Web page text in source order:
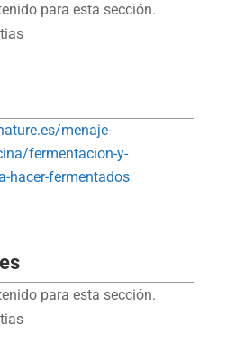
para esta sección.
menaje-
fermentacion-y-
hacer-fermentados
para esta sección.